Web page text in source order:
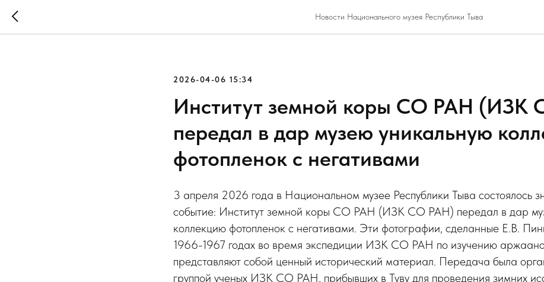
Новости Национального музея Республики Тыва
2026-04-06 15:34
Институт земной коры СО РАН (ИЗК
передал в дар музею уникальную
фотопленок с негативами
3 апреля 2026 года в Национальном музее Республики Тыва состоялось
событие: Институт земной коры СО РАН (ИЗК СО РАН) передал в дар
коллекцию фотопленок с негативами. Эти фотографии, сделанные Е.В.
1966-1967 годах во время экспедиции ИЗК СО РАН по изучению
представляют собой ценный исторический материал. Передача была
группой ученых ИЗК СО РАН, прибывших в Туву для проведения зимних